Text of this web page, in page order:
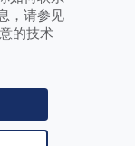
，请参见
的技术